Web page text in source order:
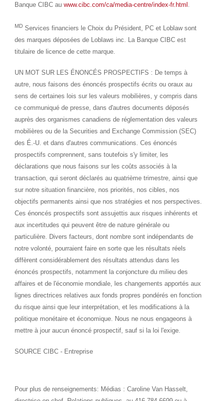
Banque CIBC auwww.cibc.com/ca/media-centre/index-fr.html
MD Services financiers le Choix du Président, PC et Loblaw sont
des marques déposées de Loblaws inc. La Banque CIBC est
titulaire de licence de cette marque.
UN MOT SUR LES ÉNONCÉS PROSPECTIFS : De temps à
autre, nous faisons des énoncés prospectifs écrits ou oraux au
sens de certaines lois sur les valeurs mobilières, y compris dans
ce communiqué de presse, dans d'autres documents déposés
auprès des organismes canadiens de réglementation des valeurs
mobilières ou de la Securities and Exchange Commission (SEC)
des É.-U. et dans d'autres communications. Ces énoncés
prospectifs comprennent, sans toutefois s'y limiter, les
déclarations que nous faisons sur les coûts associés à la
transaction, qui seront déclarés au quatrième trimestre, ainsi que
sur notre situation financière, nos priorités, nos cibles, nos
objectifs permanents ainsi que nos stratégies et nos perspectives.
Ces énoncés prospectifs sont assujettis aux risques inhérents et
aux incertitudes qui peuvent être de nature générale ou
particulière. Divers facteurs, dont nombre sont indépendants de
notre volonté, pourraient faire en sorte que les résultats réels
diffèrent considérablement des résultats attendus dans les
énoncés prospectifs, notamment la conjoncture du milieu des
affaires et de l'économie mondiale, les changements apportés aux
lignes directrices relatives aux fonds propres pondérés en fonction
du risque ainsi que leur interprétation, et les modifications à la
politique monétaire et économique. Nous ne nous engageons à
mettre à jour aucun énoncé prospectif, sauf si la loi l'exige.
SOURCE CIBC - Entreprise
Pour plus de renseignements: Médias : Caroline Van Hasselt,